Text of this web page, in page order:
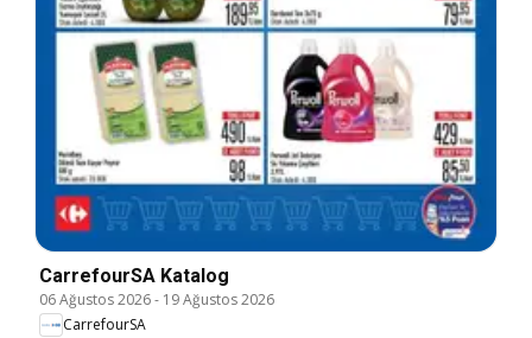
CarrefourSA Katalog
06 Ağustos 2026- 19 Ağustos 2026
CarrefourSA